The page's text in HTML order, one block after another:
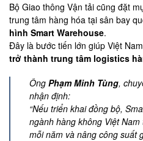
Bộ Giao thông Vận tải cũng đặt
trung tâm hàng hóa tại sân bay
hình Smart Warehouse.
Đây là bước tiến lớn giúp Việt Nam
trở thành trung tâm logistics
ÔngPhạm Minh Tùng,
nhận định:
“Nếu triển khai đồng bộ,
ngành hàng không Việt
mỗi năm và nâng công suất